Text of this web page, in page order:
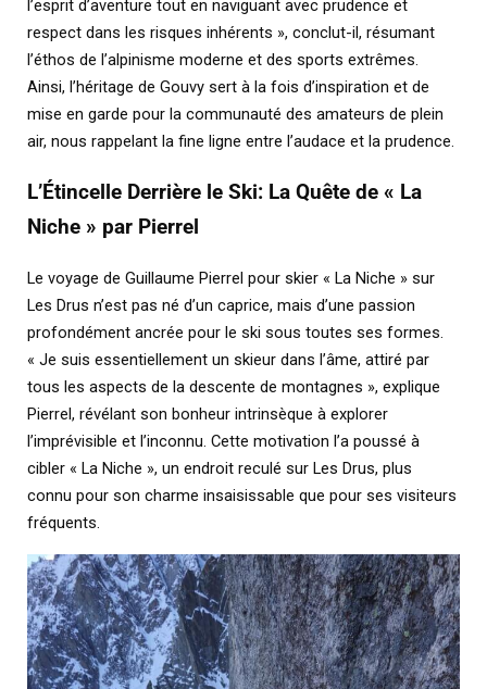
l’esprit d’aventure tout en naviguant avec prudence et
respect dans les risques inhérents », conclut-il, résumant
l’éthos de l’alpinisme moderne et des sports extrêmes.
Ainsi, l’héritage de Gouvy sert à la fois d’inspiration et de
mise en garde pour la communauté des amateurs de plein
air, nous rappelant la fine ligne entre l’audace et la prudence.
L’Étincelle Derrière le Ski: La Quête de « La
Niche » par Pierrel
Le voyage de Guillaume Pierrel pour skier « La Niche » sur
Les Drus n’est pas né d’un caprice, mais d’une passion
profondément ancrée pour le ski sous toutes ses formes.
« Je suis essentiellement un skieur dans l’âme, attiré par
tous les aspects de la descente de montagnes », explique
Pierrel, révélant son bonheur intrinsèque à explorer
l’imprévisible et l’inconnu. Cette motivation l’a poussé à
cibler « La Niche », un endroit reculé sur Les Drus, plus
connu pour son charme insaisissable que pour ses visiteurs
fréquents.